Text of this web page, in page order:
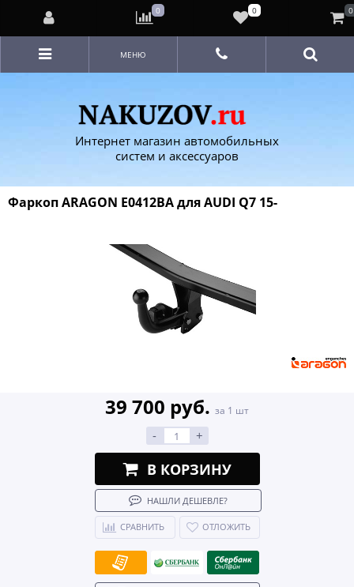
Интернет магазин автомобильных
систем и аксессуаров
МЕНЮ
Фаркоп ARAGON E0412BA для AUDI Q7 15-
39 700 руб. за 1 шт
- +
В КОРЗИНУ
НАШЛИ ДЕШЕВЛЕ?
СРАВНИТЬ ОТЛОЖИТЬ
0 0 0